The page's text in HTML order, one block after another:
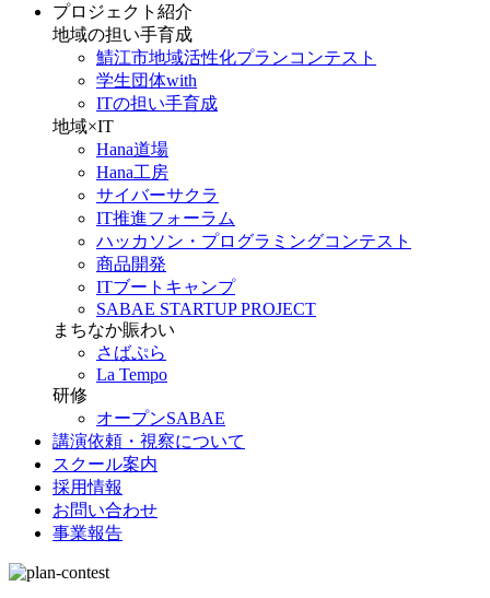
プロジェクト紹介
地域の担い手育成
鯖江市地域活性化プランコンテスト
学生団体with
ITの担い手育成
地域×IT
Hana道場
Hana工房
サイバーサクラ
IT推進フォーラム
ハッカソン・プログラミングコンテスト
商品開発
ITブートキャンプ
SABAE STARTUP PROJECT
まちなか賑わい
さばぷら
La Tempo
研修
オープンSABAE
講演依頼・視察について
スクール案内
採用情報
お問い合わせ
事業報告